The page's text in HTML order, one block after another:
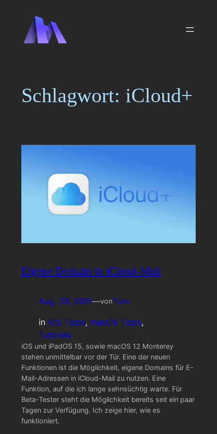
springen
Schlagwort: iCloud+
Eigene Domain in iCloud-Mail
Aug. 30, 2021—vonTom
in iOS Tipps, macOS Tipps
Tutorials
iOS und iPadOS 15, sowie macOS 12 Monterey
stehen unmittelbar vor der Tür. Eine der neuen
Funktionen ist die Möglichkeit, eigene Domains für E-
Mail-Adressen in iCloud-Mail zu nutzen. Eine
Funktion, auf die ich lange sehnsüchtig warte. Für
Beta-Tester steht die Möglichkeit bereits seit ein paar
Tagen zur Verfügung. Ich zeige hier, wie es
funktioniert.